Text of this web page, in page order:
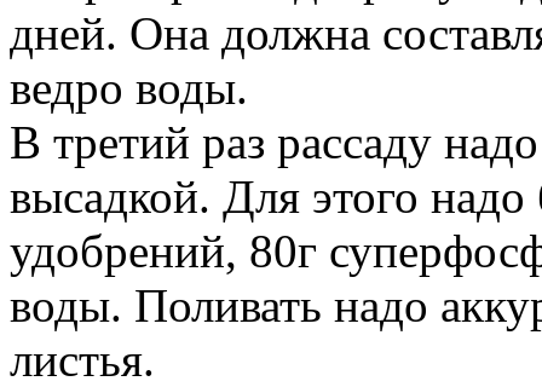
дней. Она должна
ведро воды.
В третий раз рассаду
высадкой. Для этого надо
удобрений, 80г
воды. Поливать надо
листья.